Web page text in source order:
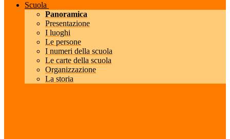
Scuola
Panoramica
Presentazione
I luoghi
Le persone
I numeri della scuola
Le carte della scuola
Organizzazione
La storia